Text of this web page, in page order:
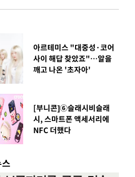
아르테미스 "대중성·코어
사이 해답 찾았죠"…알을
깨고 나온 '초자아'
[부니콘]⑥슬래시비슬래
시, 스마트폰 액세서리에
NFC 더했다